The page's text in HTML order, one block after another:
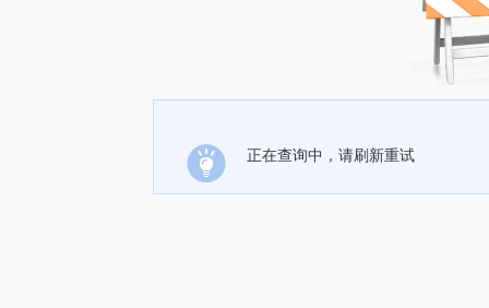
正在查询中，请刷新重试